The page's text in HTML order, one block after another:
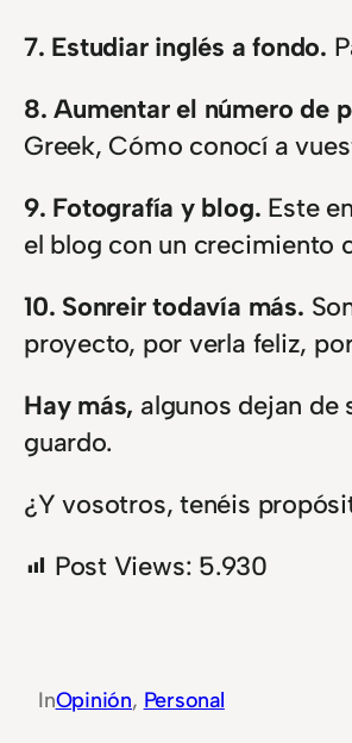
7. Estudiar inglés a fondo.
8. Aumentar el número de
Greek, Cómo conocí a
9. Fotografía y blog. Este
el blog con un crecimiento
10. Sonreir todavía más.
proyecto, por verla feliz,
Hay más, algunos dejan
guardo.
¿Y vosotros, tenéis
Post Views: 5.930
InOpinión, Personal